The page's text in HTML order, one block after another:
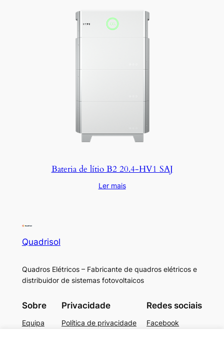
Bateria de lítio B2 20.4-HV1 SAJ
Ler mais
Quadrisol
Quadros Elétricos – Fabricante de quadros elétricos e
distribuidor de sistemas fotovoltaicos
Sobre
Equipa
Privacidade
Política de privacidade
Redes sociais
Facebook